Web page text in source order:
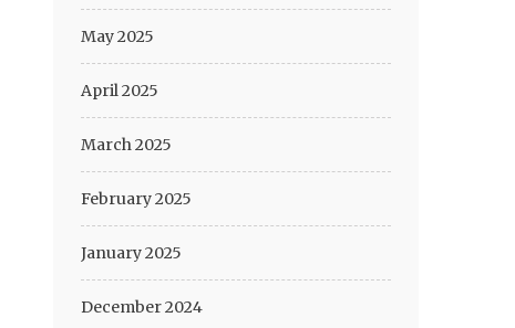
May 2025
April 2025
March 2025
February 2025
January 2025
December 2024